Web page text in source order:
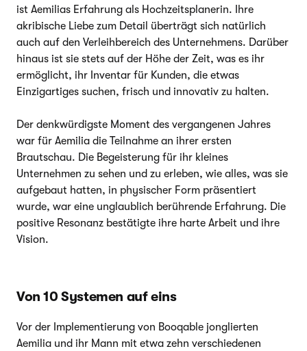
ist Aemilias Erfahrung als Hochzeitsplanerin. Ihre
akribische Liebe zum Detail überträgt sich natürlich
auch auf den Verleihbereich des Unternehmens. Darüber
hinaus ist sie stets auf der Höhe der Zeit, was es ihr
ermöglicht, ihr Inventar für Kunden, die etwas
Einzigartiges suchen, frisch und innovativ zu halten.
Der denkwürdigste Moment des vergangenen Jahres
war für Aemilia die Teilnahme an ihrer ersten
Brautschau. Die Begeisterung für ihr kleines
Unternehmen zu sehen und zu erleben, wie alles, was sie
aufgebaut hatten, in physischer Form präsentiert
wurde, war eine unglaublich berührende Erfahrung. Die
positive Resonanz bestätigte ihre harte Arbeit und ihre
Vision.
Von 10 Systemen auf eins
Vor der Implementierung von Booqable jonglierten
Aemilia und ihr Mann mit etwa zehn verschiedenen